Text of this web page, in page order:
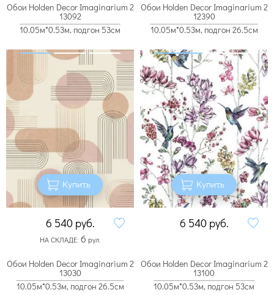
Обои Holden Decor Imaginarium 2
13092
10.05м*0.53м, подгон 53см
Купить
6 540 руб.
НА СКЛАДЕ: 6 рул.
Обои Holden Decor Imaginarium 2
12390
10.05м*0.53м, подгон 26.5см
Купить
6 540 руб.
Обои Holden Decor Imaginarium 2
13030
10.05м*0.53м, подгон 26.5см
Обои Holden Decor Imaginarium 2
13100
10.05м*0.53м, подгон 53см